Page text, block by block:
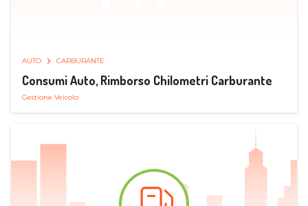
AUTO CARBURANTE
Consumi Auto, Rimborso Chilometri Carburante
Gestione Veicolo